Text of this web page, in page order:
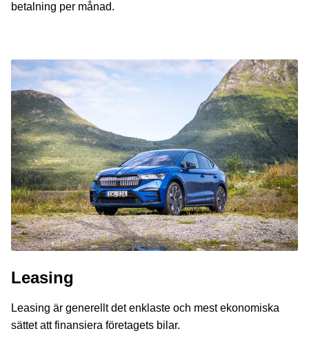
betalning per månad.
Leasing
Leasing är generellt det enklaste och mest ekonomiska
sättet att finansiera företagets bilar.